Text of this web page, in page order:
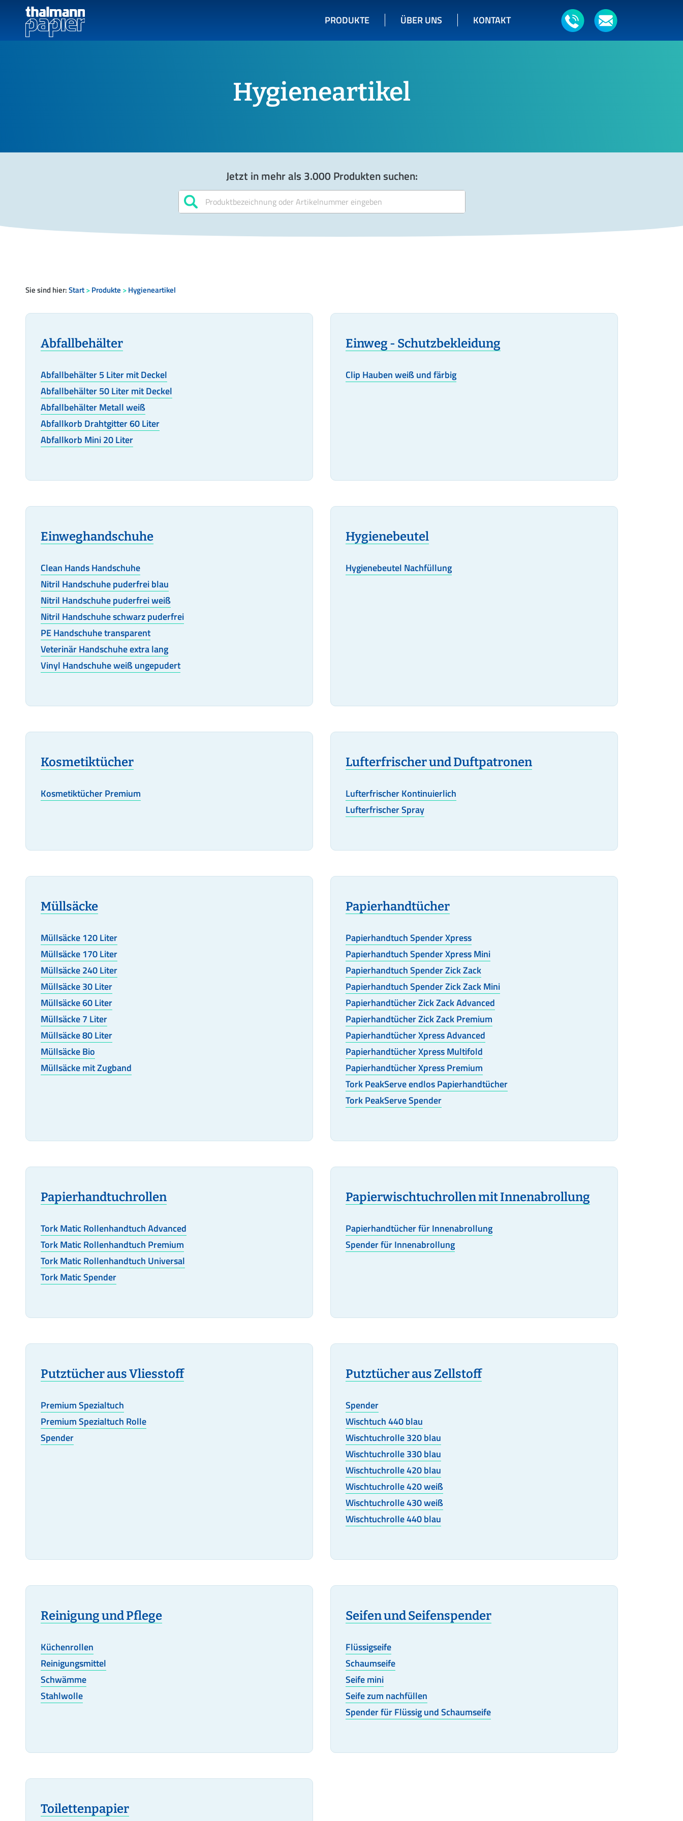
PRODUKTE ÜBER UNS KONTAKT
Hygieneartikel
Jetzt in mehr als 3.000 Produkten suchen:
Sie sind hier:Start>Produkte >Hygieneartikel
Abfallbehälter
Abfallbehälter 5 Liter mit Deckel
Abfallbehälter 50 Liter mit Deckel
Abfallbehälter Metall weiß
Abfallkorb Drahtgitter 60 Liter
Abfallkorb Mini 20 Liter
Einweg - Schutzbekleidung
Clip Hauben weiß und färbig
Einweghandschuhe
Clean Hands Handschuhe
Nitril Handschuhe puderfrei blau
Nitril Handschuhe puderfrei weiß
Nitril Handschuhe schwarz puderfrei
PE Handschuhe transparent
Veterinär Handschuhe extra lang
Vinyl Handschuhe weiß ungepudert
Hygienebeutel
Hygienebeutel Nachfüllung
Kosmetiktücher
Kosmetiktücher Premium
Lufterfrischer und Duftpatronen
Lufterfrischer Kontinuierlich
Lufterfrischer Spray
Müllsäcke
Müllsäcke 120 Liter
Müllsäcke 170 Liter
Müllsäcke 240 Liter
Müllsäcke 30 Liter
Müllsäcke 60 Liter
Müllsäcke 7 Liter
Müllsäcke 80 Liter
Müllsäcke Bio
Müllsäcke mit Zugband
Papierhandtücher
Papierhandtuch Spender Xpress
Papierhandtuch Spender Xpress Mini
Papierhandtuch Spender Zick Zack
Papierhandtuch Spender Zick Zack Mini
Papierhandtücher Zick Zack Advanced
Papierhandtücher Zick Zack Premium
Papierhandtücher Xpress Advanced
Papierhandtücher Xpress Multifold
Papierhandtücher Xpress Premium
Tork PeakServe endlos Papierhandtücher
Tork PeakServe Spender
Papierhandtuchrollen
Tork Matic Rollenhandtuch Advanced
Tork Matic Rollenhandtuch Premium
Tork Matic Rollenhandtuch Universal
Tork Matic Spender
Papierwischtuchrollen mit Innenabrollung
Papierhandtücher für Innenabrollung
Spender für Innenabrollung
Putztücher aus Vliesstoff
Premium Spezialtuch
Premium Spezialtuch Rolle
Spender
Putztücher aus Zellstoff
Spender
Wischtuch 440 blau
Wischtuchrolle 320 blau
Wischtuchrolle 330 blau
Wischtuchrolle 420 blau
Wischtuchrolle 420 weiß
Wischtuchrolle 430 weiß
Wischtuchrolle 440 blau
Reinigung und Pflege
Küchenrollen
Reinigungsmittel
Schwämme
Stahlwolle
Seifen und Seifenspender
Flüssigseife
Schaumseife
Seife mini
Seife zum nachfüllen
Spender für Flüssig und Schaumseife
Toilettenpapier